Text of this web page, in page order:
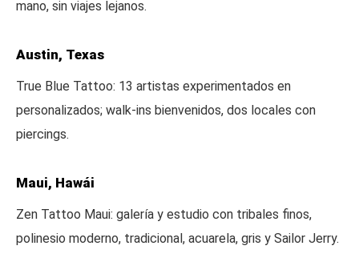
mano, sin viajes lejanos.
Austin, Texas
True Blue Tattoo: 13 artistas experimentados en
personalizados; walk-ins bienvenidos, dos locales con
piercings.
Maui, Hawái
Zen Tattoo Maui: galería y estudio con tribales finos,
polinesio moderno, tradicional, acuarela, gris y Sailor Jerry.